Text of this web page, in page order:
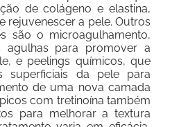
de colágeno e elastina,
rejuvenescer a pele. Outros
são o microagulhamento,
agulhas para promover a
e peelings químicos, que
superficiais da pele para
de uma nova camada
com tretinoína também
para melhorar a textura